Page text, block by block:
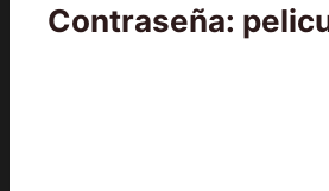
Contraseña: